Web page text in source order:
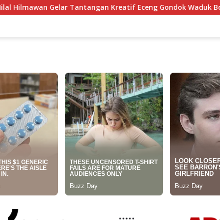
Kreatif Eceng Gondok Waduk Bojongsari, Sediakan